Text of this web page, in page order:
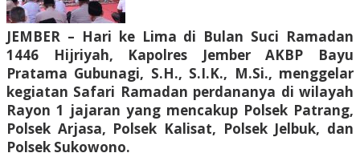
JEMBER – Hari ke Lima di Bulan Suci Ramadan
1446 Hijriyah, Kapolres Jember AKBP Bayu
Pratama Gubunagi, S.H., S.I.K., M.Si., menggelar
kegiatan Safari Ramadan perdananya di wilayah
Rayon 1 jajaran yang mencakup Polsek Patrang,
Polsek Arjasa, Polsek Kalisat, Polsek Jelbuk, dan
Polsek Sukowono.